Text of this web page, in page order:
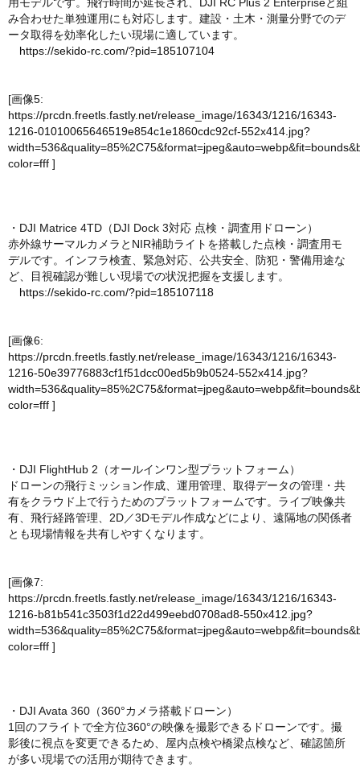
み合わせた単独運用にも対応します。建設・土木・測量分野でのデ
ータ取得を効率化したい現場に適しています。
https://sekido-rc.com/?pid=185107104
[画像5:
https://prcdn.freetls.fastly.net/release_image/16343/1216/16343-
1216-01010065646519e854c1e1860cdc92cf-552x414.jpg?
color=fff ]
・DJI Matrice 4TD（DJI Dock 3対応 点検・調査用ドローン）
赤外線サーマルカメラとNIR補助ライトを搭載した点検・調査用モ
デルです。インフラ検査、緊急対応、公共安全、防犯・警備用途な
ど、目視確認が難しい現場での状況把握を支援します。
https://sekido-rc.com/?pid=185107118
[画像6:
https://prcdn.freetls.fastly.net/release_image/16343/1216/16343-
1216-50e39776883cf1f51dcc00ed5b9b0524-552x414.jpg?
color=fff ]
・DJI FlightHub 2（オールインワン型プラットフォーム）
ドローンの飛行ミッション作成、運用管理、取得データの管理・共
有をクラウド上で行うためのプラットフォームです。ライブ映像共
有、飛行経路管理、2D／3Dモデル作成などにより、遠隔地の関係者
とも現場情報を共有しやすくなります。
[画像7:
https://prcdn.freetls.fastly.net/release_image/16343/1216/16343-
1216-b81b541c3503f1d22d499eebd0708ad8-550x412.jpg?
color=fff ]
・DJI Avata 360（360°カメラ搭載ドローン）
1回のフライトで全方位360°の映像を撮影できるドローンです。撮
影後に視点を変更できるため、屋内点検や橋梁点検など、確認箇所
が多い現場での活用が期待できます。